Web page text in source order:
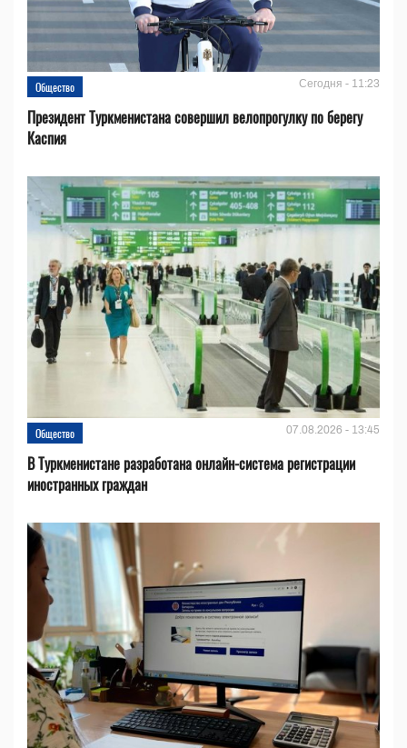
Общество Сегодня - 11:23
Президент Туркменистана совершил велопрогулку по берегу
Каспия
Общество 07.08.2026 - 13:45
В Туркменистане разработана онлайн-система регистрации
иностранных граждан